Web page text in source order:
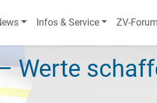
Infos & Service ZV-Forum
Werte